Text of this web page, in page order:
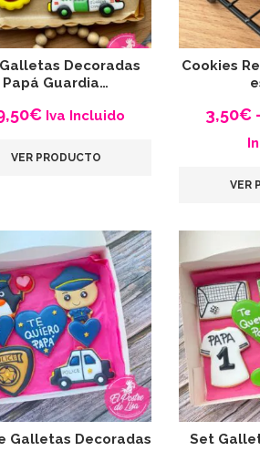
Decoradas
Papá Guardia…
€ Iva Incluido
VER PRODUCTO
Cookies
3,50€ -
VER
Galletas Decoradas
Set